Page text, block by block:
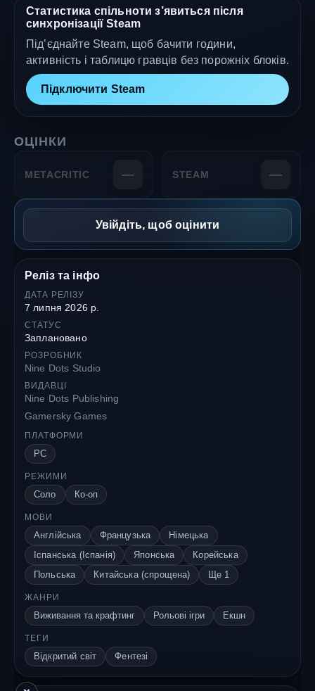
Статистика спільноти з’явиться після
синхронізації Steam
Під’єднайте Steam, щоб бачити години,
активність і таблицю гравців без порожніх блоків.
Підключити Steam
ОЦІНКИ
METACRITIC — STEAM —
Увійдіть, щоб оцінити
Реліз та інфо
ДАТА РЕЛІЗУ
7 липня 2026 р.
СТАТУС
Заплановано
РОЗРОБНИК
Nine Dots Studio
ВИДАВЦІ
Nine Dots Publishing
Gamersky Games
ПЛАТФОРМИ
PC
РЕЖИМИ
Соло Ко-оп
МОВИ
Англійська Французька
Німецька
Іспанська (Іспанія)
Японська
Корейська
Польська
Китайська (спрощена) Ще 1
ЖАНРИ
Виживання та крафтинг Рольові ігри Екшн
ТЕГИ
Відкритий світ Фентезі